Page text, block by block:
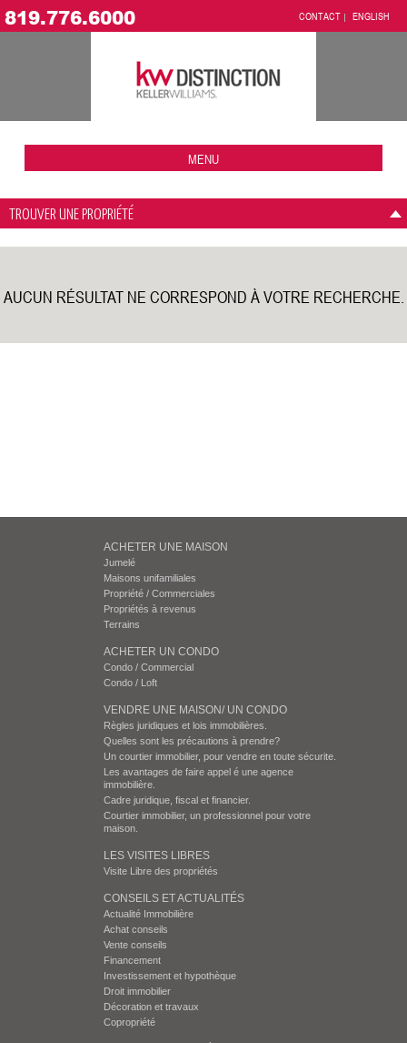
819.776.6000 CONTACT ENGLISH
MENU
TROUVER UNE PROPRIÉTÉ
AUCUN RÉSULTAT NE CORRESPOND À VOTRE RECHERCHE.
ACHETER UNE MAISON
Jumelé
Maisons unifamiliales
Propriété / Commerciales
Propriétés à revenus
Terrains
ACHETER UN CONDO
Condo / Commercial
Condo / Loft
VENDRE UNE MAISON/ UN CONDO
Règles juridiques et lois immobilières.
Quelles sont les précautions à prendre?
Un courtier immobilier, pour vendre en toute sécurite.
Les avantages de faire appel é une agence
immobilière.
Cadre juridique, fiscal et financier.
Courtier immobilier, un professionnel pour votre
maison.
LES VISITES LIBRES
Visite Libre des propriétés
CONSEILS ET ACTUALITÉS
Actualité Immobilière
Achat conseils
Vente conseils
Financement
Investissement et hypothèque
Droit immobilier
Décoration et travaux
Copropriété